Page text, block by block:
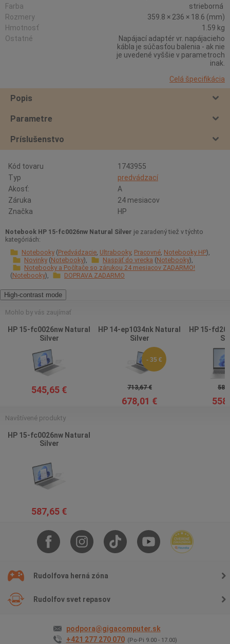
Farba
strieborná
Rozmery
359.8 × 236 × 18.6 (mm)
Hmotnosť
1.59 kg
Ostatné
Napájací adaptér vr. napájacieho
kábla je súčasťou balenia - ak nie
je uvedené vyššie v parametroch
inak.
Celá špecifikácia
Popis
Parametre
Príslušenstvo
Kód tovaru
1743955
Typ
predvádzací
Akosť:
A
Záruka
24 mesiacov
Značka
HP
Notebook HP 15-fc0026nw Natural Silver je zaradený tiež v týchto
kategóriách:
Notebooky Predvádzacie Ultrabooky Pracovné Notebooky HP
Novinky Notebooky Naspäť do vrecka Notebooky
Notebooky a Počítače so zárukou 24 mesiacov ZADARMO!
Notebooky
DOPRAVA ZADARMO
High-contrast mode
Mohlo by vás zaujímať
HP 15-fc0026nw Natural
Silver
545,65 €
HP 14-ep1034nk Natural
Silver
- 35 €
713,67 €
678,01 €
HP 15-
Navštívené produkty
HP 15-fc0026nw Natural
Silver
587,65 €
Rudolfova herná zóna
Rudolfov svet repasov
podpora@gigacomputer.sk
+421 277 270 070 (Po-Pi 9.00 - 17.00)